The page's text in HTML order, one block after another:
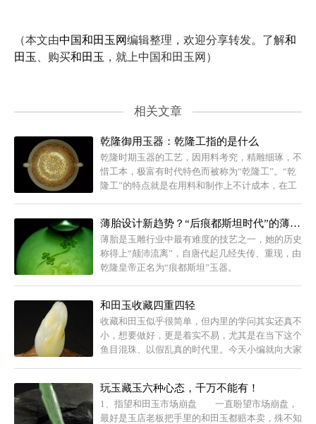
（本文由中国和田玉网编辑整理，欢迎分享转发。了解和
田玉
、购买和田玉 ，就上中国和田玉网）
相关文章
乾隆御用玉器：乾隆工指的是什么
乾隆时期玉器的工艺，因用料考究，精雕细琢，不
惜工本，极富有时代特色而被称为“乾隆工”。“乾
隆工”的特点就是在用料和制作上不计成本，在工
薄胎设计新趋势？“后痕都斯坦时代”的薄胎玉器
薄胎是玉雕行业中最有难度的技艺之一，她的历史
称得上“颠沛流离”，自唐代起几经失传、重现，由
乾隆皇帝正名为“痕都斯坦”玉器。
和田玉收藏四重四轻
收藏和田玉似乎很简单，但内里的学问其实还真不
小，想要做好，更是着实不易，尤其是在当下这个
鱼目混珠、以假乱真的时代里。今天小编就向大家
玩玉藏玉六种心态，千万不能有！
1、指望和田玉市场崩盘 一直盼望市场崩盘，
最好是玉店老板把手里的和田玉都赔本卖，殊不知